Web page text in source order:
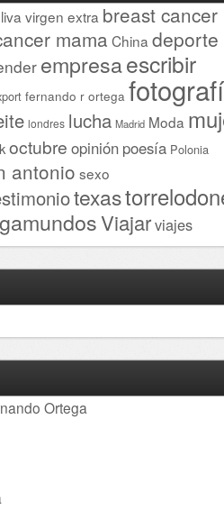
virgen extra breast cancer
mama China deporte
empresaescribir
fernando r ortega
londres lucha Madrid Moda
octubre opinión poesía Polonia
antonio sexo
texas
Viajarviajes
Ortega